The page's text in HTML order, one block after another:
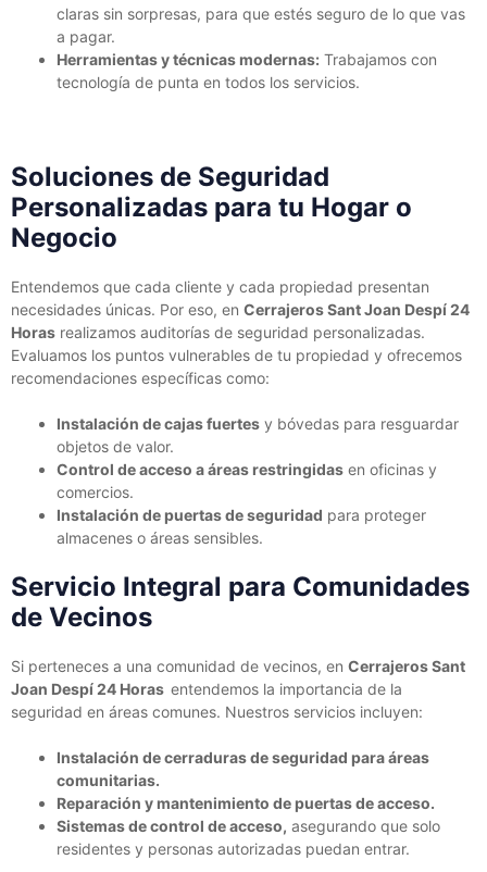
claras sin sorpresas, para que estés seguro de lo que vas
a pagar.
Herramientas y técnicas modernas: Trabajamos con
tecnología de punta en todos los servicios.
Soluciones de Seguridad
Personalizadas para tu Hogar o
Negocio
Entendemos que cada cliente y cada propiedad presentan
necesidades únicas. Por eso, en Cerrajeros Sant Joan Despí 24
Horas realizamos auditorías de seguridad personalizadas.
Evaluamos los puntos vulnerables de tu propiedad y ofrecemos
recomendaciones específicas como:
Instalación de cajas fuertes y bóvedas para resguardar
objetos de valor.
Control de acceso a áreas restringidas en oficinas y
comercios.
Instalación de puertas de seguridad para proteger
almacenes o áreas sensibles.
Servicio Integral para Comunidades
de Vecinos
Si perteneces a una comunidad de vecinos, en Cerrajeros Sant
Joan Despí 24 Horas entendemos la importancia de la
seguridad en áreas comunes. Nuestros servicios incluyen:
Instalación de cerraduras de seguridad para áreas
comunitarias.
Reparación y mantenimiento de puertas de acceso.
Sistemas de control de acceso, asegurando que solo
residentes y personas autorizadas puedan entrar.